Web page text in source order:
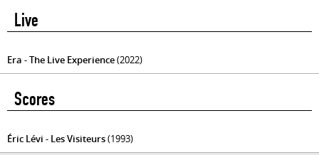
Live
Era - The Live Experience(2022)
Scores
Éric Lévi - Les Visiteurs(1993)